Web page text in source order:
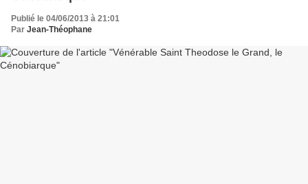
Publié le 04/06/2013 à 21:01
Par Jean-Théophane